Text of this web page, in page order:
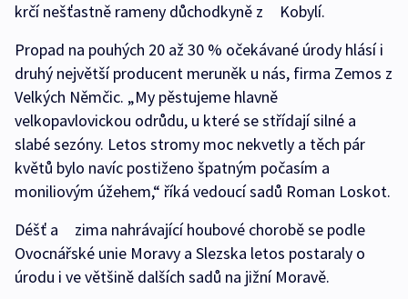
krčí nešťastně rameny důchodkyně z Kobylí.
Propad na pouhých 20 až 30 % očekávané úrody hlásí i
druhý největší producent meruněk u nás, firma Zemos z
Velkých Němčic. „My pěstujeme hlavně
velkopavlovickou odrůdu, u které se střídají silné a
slabé sezóny. Letos stromy moc nekvetly a těch pár
květů bylo navíc postiženo špatným počasím a
moniliovým úžehem,“ říká vedoucí sadů Roman Loskot.
Déšť a zima nahrávající houbové chorobě se podle
Ovocnářské unie Moravy a Slezska letos postaraly o
úrodu i ve většině dalších sadů na jižní Moravě.